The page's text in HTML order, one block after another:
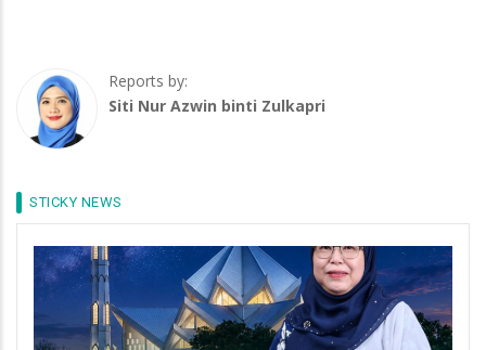
Reports by:
Siti Nur Azwin binti Zulkapri
STICKY NEWS